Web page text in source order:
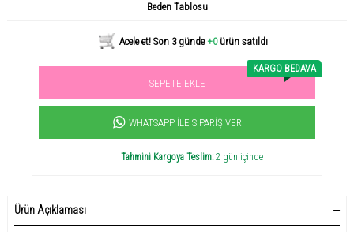
Beden Tablosu
Sevilen ürün! 11.3B kişi favoriledi!
SEPETE EKLE
KARGO BEDAVA
WHATSAPP İLE SIPARIŞ VER
Tahmini Kargoya Teslim:2 gün içinde
Ürün Açıklaması